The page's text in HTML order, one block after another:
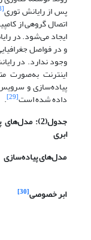
پس از رایانش توری[28]
اتصال گروهی از
ایجاد می‌شود. در
و در فواصل
وجود ندارد. در
پیاده‌سازی و
داده شده است[29]
.
جدول(2):
ابری
مدل‌های پیاده‌سازی
ابر خصوصی[30]